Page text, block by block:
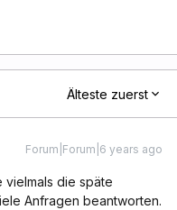
Älteste zuerst
Forum|Forum|6 years ago
die späte
Anfragen beantworten.